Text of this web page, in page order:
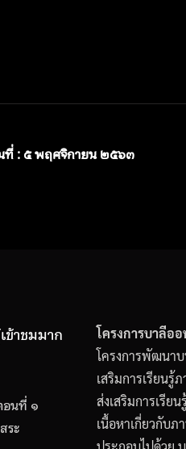
ที่ : ๕ พฤศจิกายน ๒๕๖๓
าชมมาก
อนที่ ๑
ระ
โครงการบาลีอ
โครงการพัฒนา
เสริมการเรียนรู้
ส่งเสริมการเรีย
เนื้อหาเกี่ยวกับ